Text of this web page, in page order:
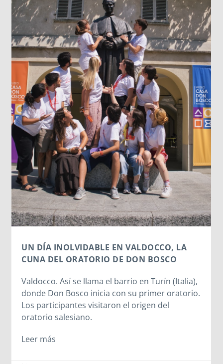
LA
BOSCO
Turín (Italia),
primer oratorio.
del
LOS DATOS BIOMÉTRICOS:
IDENTIDAD EN JUEGO
Cada vez que jugamos con la
artificial subiendo nuestra
un avatar gracioso, en el fondo
cediendo una parte de nuestra
escaneo facial no es un simple
inofensivo; nuestra cara es una
identidad...
Leer más